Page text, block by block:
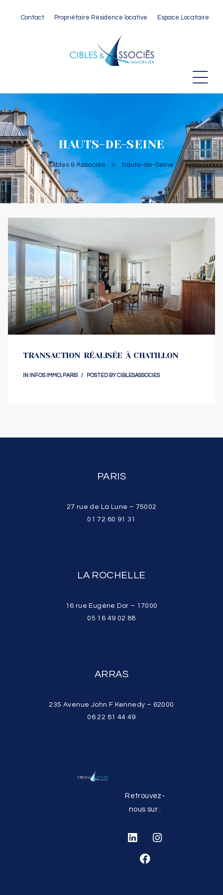
Contact Propriétaire Résidence locative Espace Locataire
HAUTS-DE-SEINE
Cibles & Associés > hauts-de-Seine
TRANSACTION RÉALISÉE À CHATILLON
IN INFOS IMMO, PARIS POSTED BYCIBLESASSOCIES
PARIS
27 rue de La Lune – 75002
01 72 60 91 31
LA ROCHELLE
16 rue Eugène Dor – 17000
05 16 49 02 88
ARRAS
235 Avenue John F Kennedy – 62000
06 22 81 44 49
Retrouvez-
nous sur :